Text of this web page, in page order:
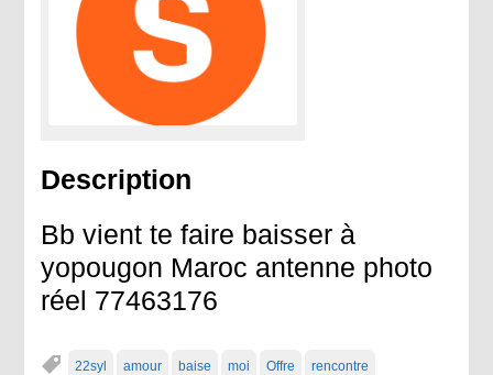
Description
Bb vient te faire baisser à
yopougon Maroc antenne photo
réel 77463176
22syl amour baise moi Offre rencontre